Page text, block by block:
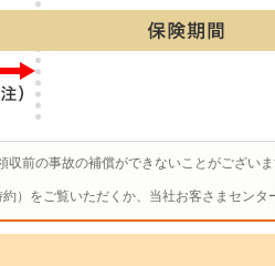
前の事故の補償ができないことがございま
）をご覧いただくか、当社お客さまセンタ